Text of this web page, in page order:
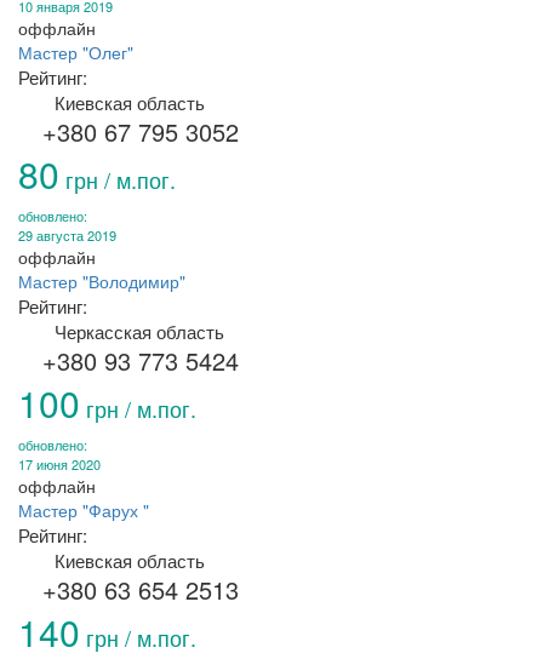
10 января 2019
оффлайн
Мастер "Олег"
Рейтинг:
Киевская область
+380 67 795 3052
80 грн / м.пог.
обновлено:
29 августа 2019
оффлайн
Мастер "Володимир"
Рейтинг:
Черкасская область
+380 93 773 5424
100 грн / м.пог.
обновлено:
17 июня 2020
оффлайн
Мастер "Фарух "
Рейтинг:
Киевская область
+380 63 654 2513
140 грн / м.пог.